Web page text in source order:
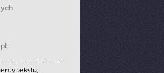
tekstu,